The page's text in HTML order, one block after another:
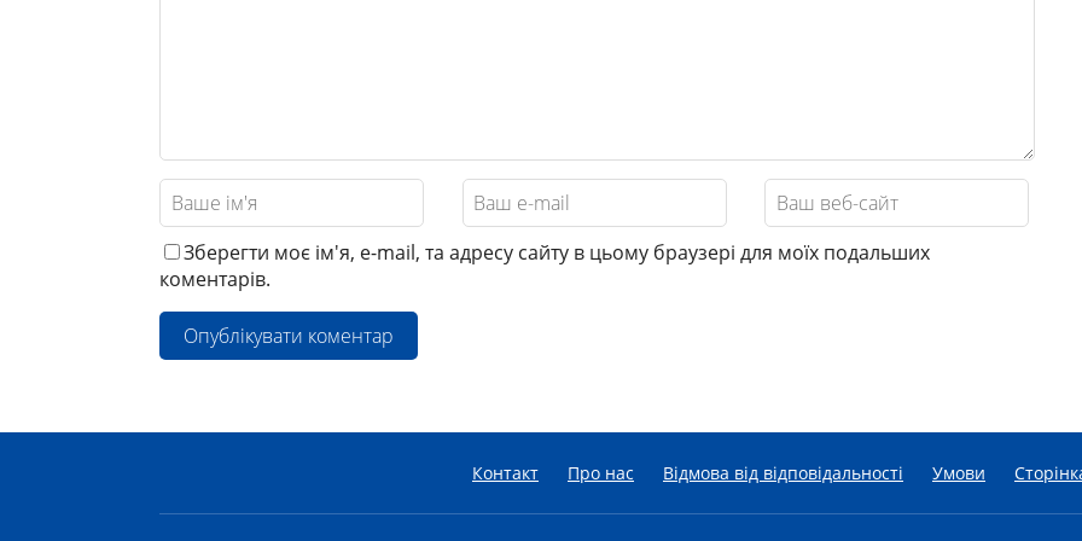
Зберегти моє ім'я, e-mail, та адресу сайту в цьому браузері для моїх подальших
коментарів.
Контакт Про нас Відмова від відповідальності Умови